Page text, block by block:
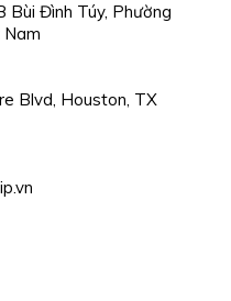
Bùi Đình Túy, Phường
Nam
Blvd, Houston, TX